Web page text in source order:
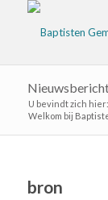
U bevindt zich hier:
Welkom bij
bron